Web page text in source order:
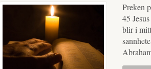
Preken
45
blir i